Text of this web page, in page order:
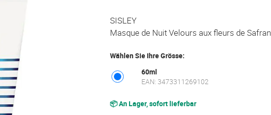
SISLEY
Masque de Nuit Velours aux fleurs de Safran
Wählen Sie Ihre Grösse:
60ml
EAN: 3473311269102
📦 An Lager, sofort lieferbar